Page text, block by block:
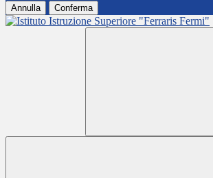
Annulla Conferma